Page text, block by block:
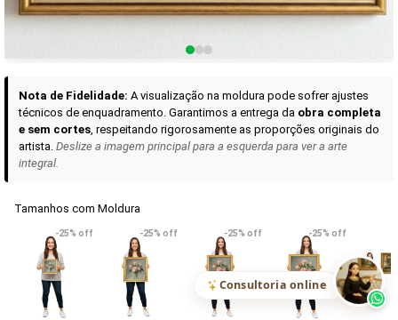
sociais, reunidas aqui para sua apreciação.
VER DETALHES
Madona de Loreto
R$ 538,42
Narciso- caravaggio
R$ 365,92
Maria
uma Rosa
R$ 365,92
Consultoria online
Nota de Fidelidade: A visualização na moldura pode sofrer ajustes
técnicos de enquadramento. Garantimos a entrega da obra completa
e sem cortes, respeitando rigorosamente as proporções originais do
artista. Deslize a imagem principal para a esquerda para ver a arte
integral.
Tamanhos com Moldura
-25% off -25% off -25% off -25% off